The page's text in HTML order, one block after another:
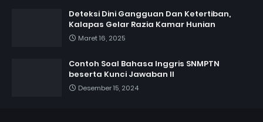
Deteksi Dini Gangguan Dan Ketertiban,
Kalapas Gelar Razia Kamar Hunian
Maret 16, 2025
Contoh Soal Bahasa Inggris SNMPTN
beserta Kunci Jawaban II
Desember 15, 2024